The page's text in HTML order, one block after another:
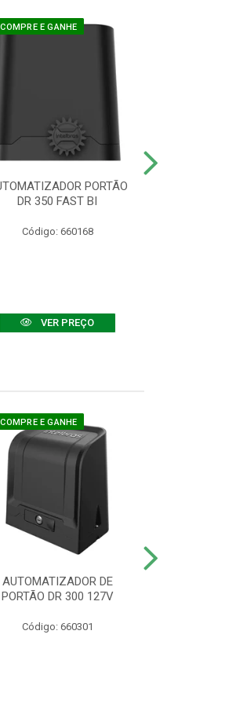
E GANHE
PORTÃO
DR 350 FAST BI
Código: 660168
VER PREÇO
E GANHE
AUTOMATIZADOR DE
PORTÃO DR 300 127V
Código: 660301